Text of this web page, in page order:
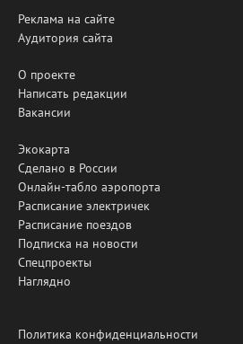
Реклама на сайте
Аудитория сайта
О проекте
Написать редакции
Вакансии
Экокарта
Сделано в России
Онлайн-табло аэропорта
Расписание электричек
Расписание поездов
Подписка на новости
Спецпроекты
Наглядно
Политика конфиденциальности